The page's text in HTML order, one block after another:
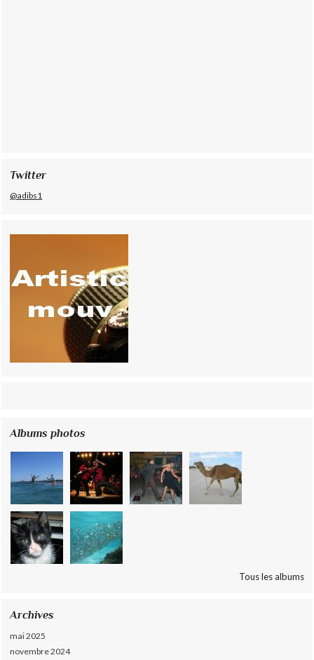
Twitter
@adibs1
Albums photos
Tous les albums
Archives
mai 2025
novembre 2024